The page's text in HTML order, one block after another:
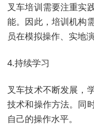
叉车培训需要注重实
能。因此，培训机构
员在模拟操作、实地
4.持续学习
叉车技术不断发展，
技术和操作方法。同
自己的操作水平。